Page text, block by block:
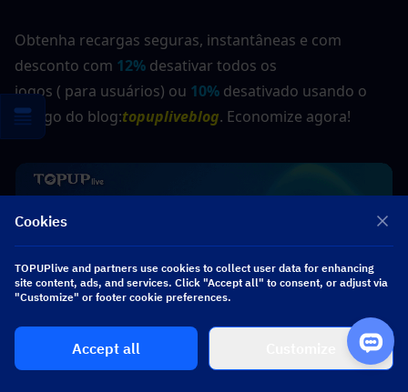
Obtenha recargas seguras, instantâneas e com
desconto com 12% desativar todos os
jogos ( para usuários) ou 10% desativado usando o
código do blog:topupliveblog. Economize agora!
Cookies
TOPUPlive and partners use cookies to collect user data for enhancing
site content, ads, and services. Click "Accept all" to consent, or adjust via
"Customize" or footer cookie preferences.
Accept all